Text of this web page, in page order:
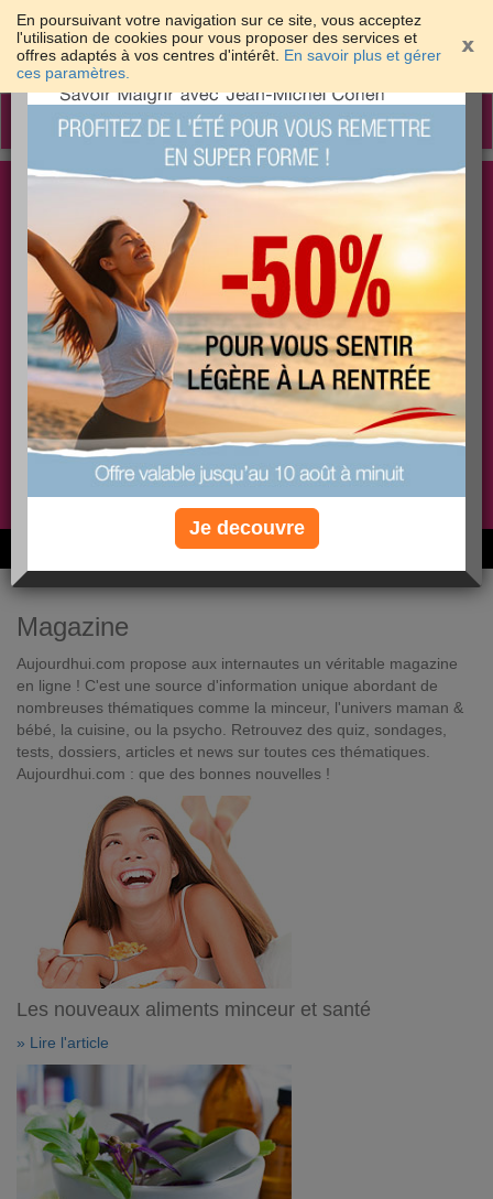
En poursuivant votre navigation sur ce site, vous acceptez
l'utilisation de cookies pour vous proposer des services et
offres adaptés à vos centres d'intérêt. En savoir plus et gérer
ces paramètres.
Toggle
Les meilleures solutions pour maigrir et être bien
dans sa peau
PLUS
EFFICACE
PLUS
SANTÉ
PLUS
COACHING
Non, je préfère le régime gratuit
6M de personnes ont maigri et réappris à manger avec nous
Magazine
Aujourdhui.com propose aux internautes un véritable magazine
en ligne ! C'est une source d'information unique abordant de
nombreuses thématiques comme la minceur, l'univers maman &
bébé, la cuisine, ou la psycho. Retrouvez des quiz, sondages,
tests, dossiers, articles et news sur toutes ces thématiques.
Aujourdhui.com : que des bonnes nouvelles !
Les nouveaux aliments minceur et santé
» Lire l'article
×
Je decouvre